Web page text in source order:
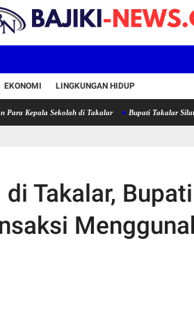
EKONOMI LINGKUNGAN HIDUP
Sekolah di Takalar Bupati Takalar Silaturrahmi
Takalar, Bupati